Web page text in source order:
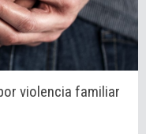
violencia familiar